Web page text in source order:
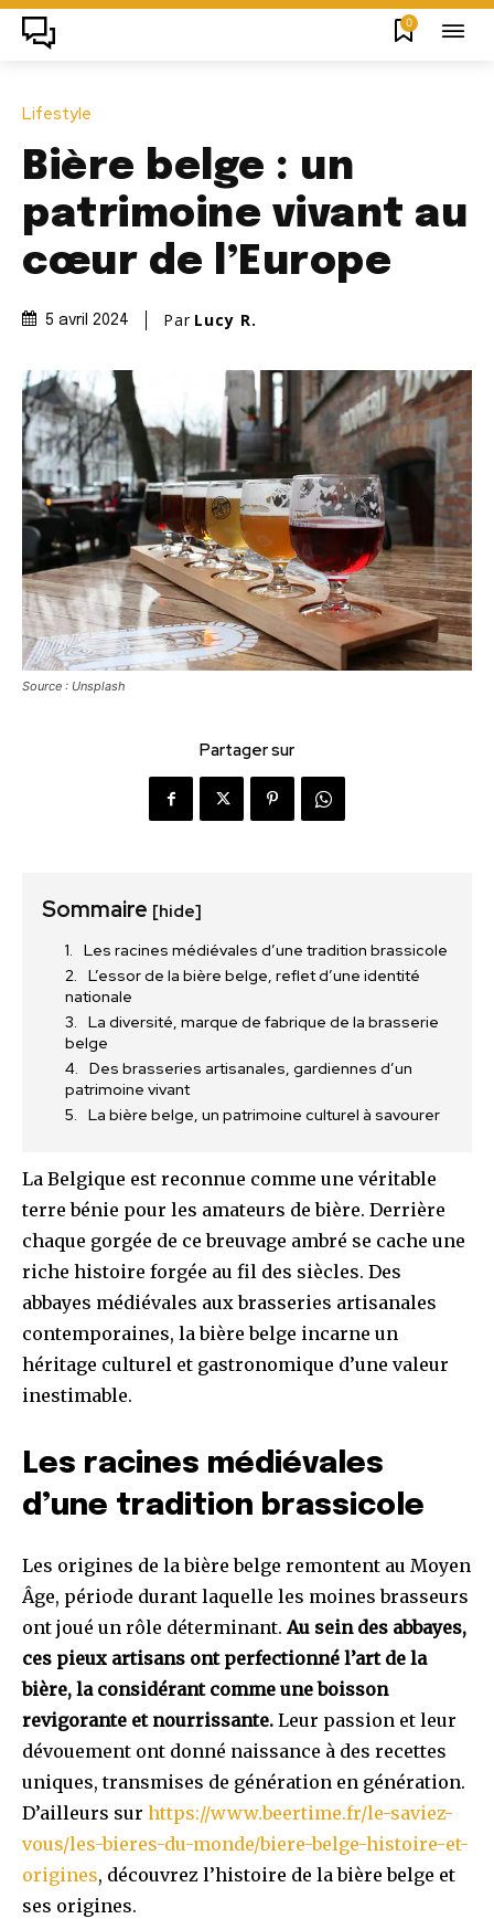
0
Lifestyle
Bière belge : un
patrimoine vivant au
cœur de l’Europe
5 avril 2024 Par Lucy R.
Source : Unsplash
Partager sur
Sommaire [hide]
Les racines médiévales d’une tradition brassicole
L’essor de la bière belge, reflet d’une identité
nationale
La diversité, marque de fabrique de la brasserie
belge
Des brasseries artisanales, gardiennes d’un
patrimoine vivant
La bière belge, un patrimoine culturel à savourer
La Belgique est reconnue comme une véritable
terre bénie pour les amateurs de bière. Derrière
chaque gorgée de ce breuvage ambré se cache une
riche histoire forgée au fil des siècles. Des
abbayes médiévales aux brasseries artisanales
contemporaines, la bière belge incarne un
héritage culturel et gastronomique d’une valeur
inestimable.
Les racines médiévales
d’une tradition brassicole
Les origines de la bière belge remontent au Moyen
Âge, période durant laquelle les moines brasseurs
ont joué un rôle déterminant.Au sein des abbayes,
ces pieux artisans ont perfectionné l’art de la
bière, la considérant comme une boisson
revigorante et nourrissante. Leur passion et leur
dévouement ont donné naissance à des recettes
uniques, transmises de génération en génération.
D’ailleurs sur https://www.beertime.fr/le-saviez-
vous/les-bieres-du-monde/biere-belge-histoire-et-
origines, découvrez l’histoire de la bière belge et
ses origines.